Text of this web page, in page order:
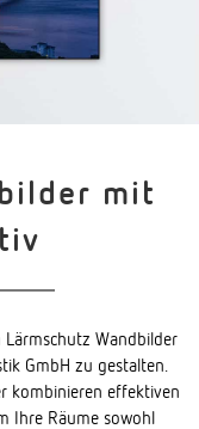
mit
Lärmschutz Wandbilder
GmbH zu gestalten.
kombinieren effektiven
Ihre Räume sowohl